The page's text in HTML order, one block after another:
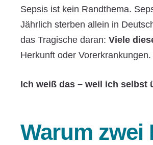
Sepsis ist kein Randthema.
Jährlich sterben allein in
das Tragische daran: Viele
Herkunft oder
Ich weiß das – weil ich selbst
Warum zwei